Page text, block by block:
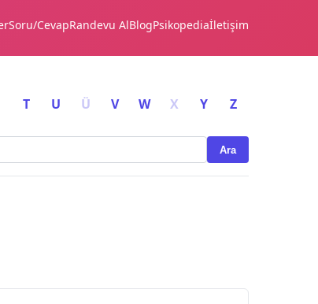
Soru/CevapRandevu AlBlogPsikopediaİletişim
T U Ü V W X Y Z
Ara